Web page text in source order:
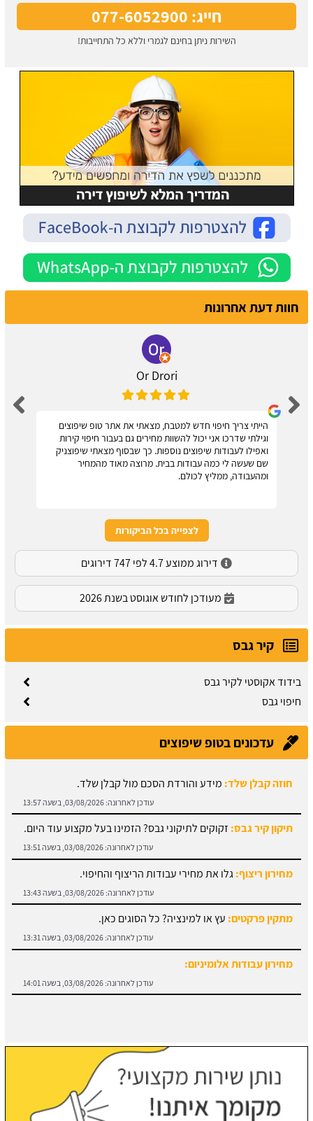
חייג: 077-6052900
השירות ניתן בחינם לגמרי וללא כל התחייבות!
חוות דעת אחרונות
Or Drori
הייתי צריך חיפוי חדש למטבח, מצאתי את אתר טופ שיפוצים
וגילתי שדרכו אני יכול להשוות מחירים גם בעבור חיפוי קירות
ואפילו לעבודות שיפוצים נוספות. כך שבסוף מצאתי שיפוצניק
שם שעשה לי כמה עבודות בבית. מרוצה מאוד מהמחיר
ומהעבודה, ממליץ לכולם.
לצפייה בכל הביקורות
דירוג ממוצע 4.7 לפי 747 דירוגים
מעודכן לחודש אוגוסט בשנת 2026
קיר גבס
בידוד אקוסטי לקיר גבס
חיפוי גבס
עדכונים בטופ שיפוצים
תיקון קיר גבס:זקוקים לתיקוני גבס? הזמינו בעל מקצוע עוד היום.
עודכן לאחרונה:03/08/2026, בשעה 13:51
מחירון ריצוף:גלו את מחירי עבודות הריצוף והחיפוי.
עודכן לאחרונה: 03/08/2026, בשעה 13:43
מתקין פרקטים:עץ או למינציה? כל הסוגים כאן.
עודכן לאחרונה:03/08/2026, בשעה 13:31
מחירון עבודות אלומיניום:
עודכן לאחרונה: 03/08/2026, בשעה 14:01
חוזה קבלן שלד:מידע והורדת הסכם מול קבלן שלד.
עודכן לאחרונה: 03/08/2026, בשעה 13:57